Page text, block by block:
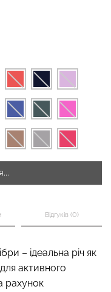
Відгуків (0)
– ідеальна річ як
активного
рахунок
(чорний) Giulia
369 грн.